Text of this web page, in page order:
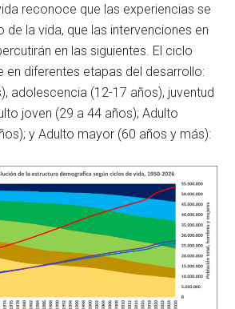
reconoce que las experiencias se
de la vida, que las intervenciones en
en las siguientes. El ciclo
en diferentes etapas del desarrollo:
adolescencia (12-17 años), juventud
joven (29 a 44 años); Adulto
y Adulto mayor (60 años y más):